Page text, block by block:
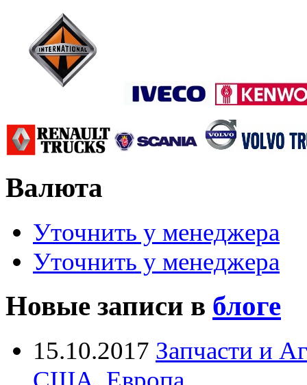
Валюта
Уточнить у менеджера
Уточнить у менеджера
Новые записи в блоге
15.10.2017 Запчасти и